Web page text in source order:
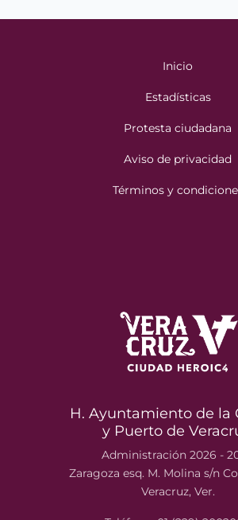
Inicio
Estadísticas
Protesta ciudadana
Aviso de privacidad
Términos y
H. Ayuntamiento de la
y Puerto de
Administración 2026 -
Zaragoza esq. M. Molina s/n
Veracruz, Ver.